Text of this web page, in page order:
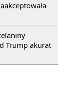
Trump akurat